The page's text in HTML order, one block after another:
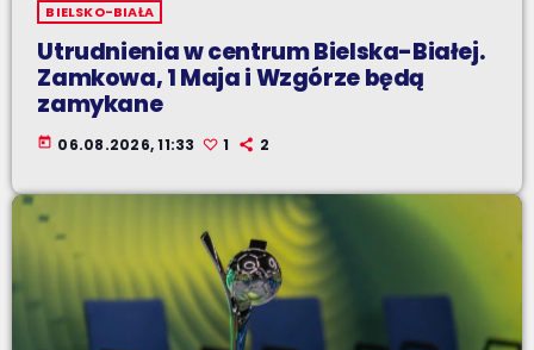
BIELSKO-BIAŁA
Utrudnienia w centrum Bielska-Białej.
Zamkowa, 1 Maja i Wzgórze będą
zamykane
today 06.08.2026, 11:33 1 2